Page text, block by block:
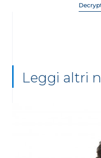
Leggi altri